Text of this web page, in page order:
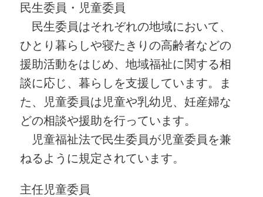
民生委員・児童委員
民生委員はそれぞれの地域において、
ひとり暮らしや寝たきりの高齢者などの
援助活動をはじめ、地域福祉に関する相
談に応じ、暮らしを支援しています。ま
た、児童委員は児童や乳幼児、妊産婦な
どの相談や援助を行っています。
児童福祉法で民生委員が児童委員を兼
ねるように規定されています。
主任児童委員